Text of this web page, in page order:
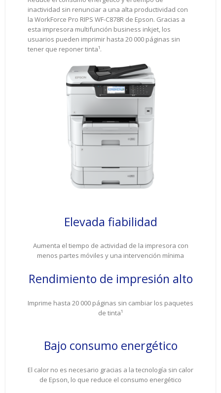
inactividad sin renunciar a una alta productividad con
la WorkForce Pro RIPS WF-C878R de Epson. Gracias a
esta impresora multifunción business inkjet, los
usuarios pueden imprimir hasta 20 000 páginas sin
tener que reponer tinta¹.
Elevada fiabilidad
Aumenta el tiempo de actividad de la impresora con
menos partes móviles y una intervención mínima
Rendimiento de impresión alto
Imprime hasta 20 000 páginas sin cambiar los paquetes
de tinta¹
Bajo consumo energético
El calor no es necesario gracias a la tecnología sin calor
de Epson, lo que reduce el consumo energético